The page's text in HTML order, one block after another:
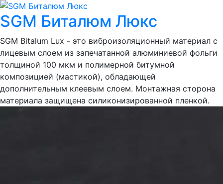
SGM Биталюм Люкс
SGM Bitalum Lux - это виброизоляционный материал с
лицевым слоем из запечатанной алюминиевой фольги
толщиной 100 мкм и полимерной битумной
композицией (мастикой), обладающей
дополнительным клеевым слоем. Монтажная сторона
материала защищена силиконизированной пленкой.